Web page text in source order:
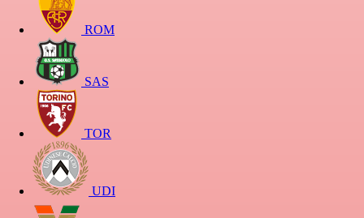
ROM
SAS
TOR
UDI